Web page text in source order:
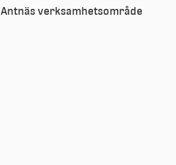
Antnäs verksamhetsområde